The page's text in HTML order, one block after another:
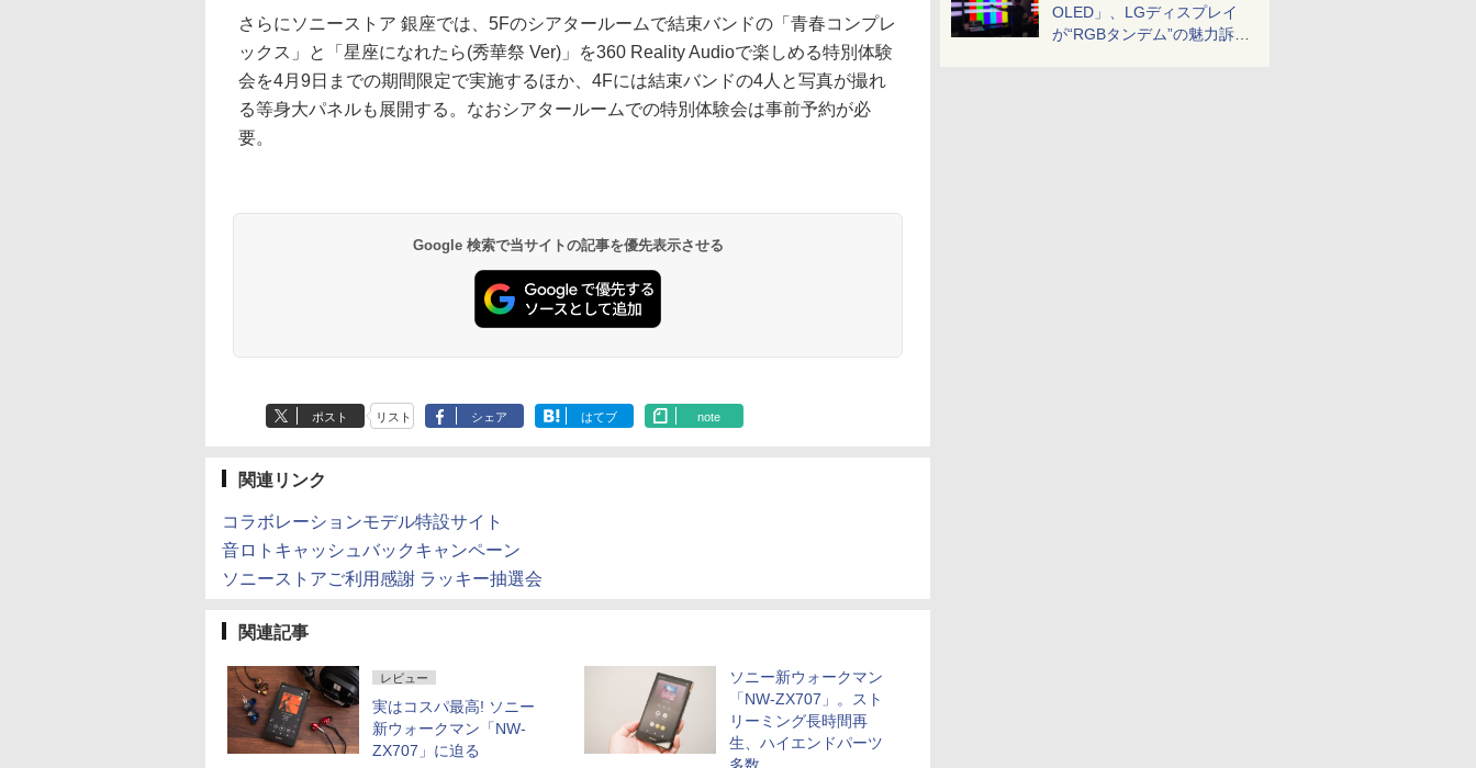
OLED」、LGディスプレイ
が“RGBタンデム”の魅力訴
さらにソニーストア 銀座では、5Fのシアタールームで結束バンドの「青春コンプレ
ックス」と「星座になれたら(秀華祭 Ver)」を360 Reality Audioで楽しめる特別体験
会を4月9日までの期間限定で実施するほか、4Fには結束バンドの4人と写真が撮れ
る等身大パネルも展開する。なおシアタールームでの特別体験会は事前予約が必
要。
Google 検索で当サイトの記事を優先表示させる
ポスト リスト シェア はてブ note
関連リンク
コラボレーションモデル特設サイト
音ロトキャッシュバックキャンペーン
ソニーストアご利用感謝 ラッキー抽選会
関連記事
レビュー
実はコスパ最高! ソニー
新ウォークマン「NW-
ZX707」に迫る
ソニー新ウォークマン
「NW-ZX707」。スト
リーミング長時間再
生、ハイエンドパーツ